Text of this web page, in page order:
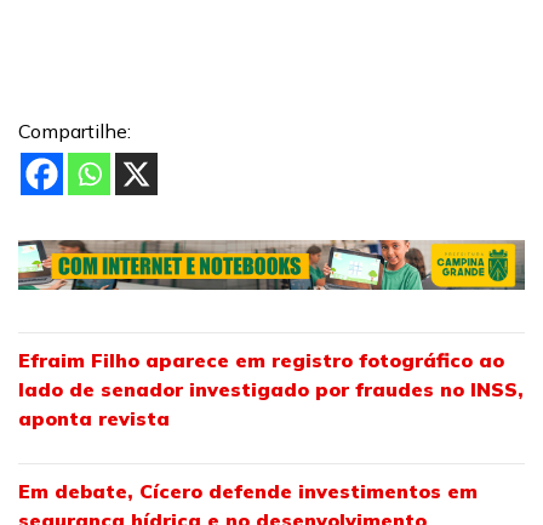
Compartilhe:
Efraim Filho aparece em registro fotográfico ao
lado de senador investigado por fraudes no INSS,
aponta revista
Em debate, Cícero defende investimentos em